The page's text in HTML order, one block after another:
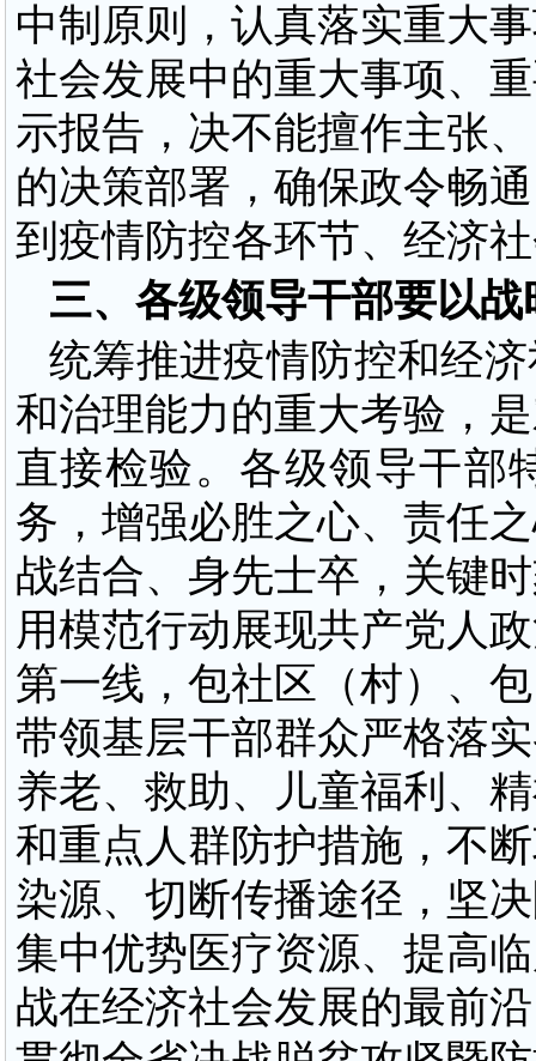
中制原则，认真落实重大
社会发展中的重大事项、
示报告，决不能擅作主张
的决策部署，确保政令畅
到疫情防控各环节、经济
三、各级领导干部要以
统筹推进疫情防控和经
和治理能力的重大考验，
直接检验。各级领导干部
务，增强必胜之心、责任
战结合、身先士卒，关键
用模范行动展现共产党人
第一线，包社区（村）、
带领基层干部群众严格落
养老、救助、儿童福利、
和重点人群防护措施，不
染源、切断传播途径，坚
集中优势医疗资源、提高
战在经济社会发展的最前